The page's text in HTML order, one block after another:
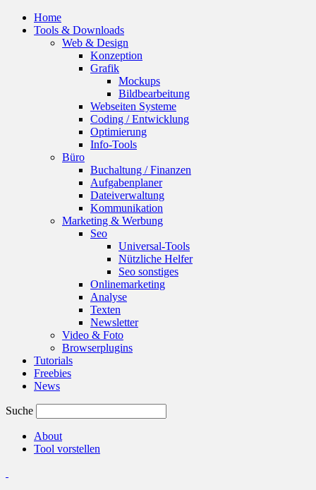
Home
Tools & Downloads
Web & Design
Konzeption
Grafik
Mockups
Bildbearbeitung
Webseiten Systeme
Coding / Entwicklung
Optimierung
Info-Tools
Büro
Buchaltung / Finanzen
Aufgabenplaner
Dateiverwaltung
Kommunikation
Marketing & Werbung
Seo
Universal-Tools
Nützliche Helfer
Seo sonstiges
Onlinemarketing
Analyse
Texten
Newsletter
Video & Foto
Browserplugins
Tutorials
Freebies
News
Suche
About
Tool vorstellen